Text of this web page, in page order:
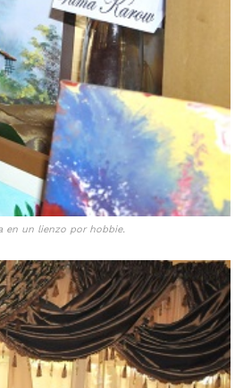
en un lienzo por hobbie.